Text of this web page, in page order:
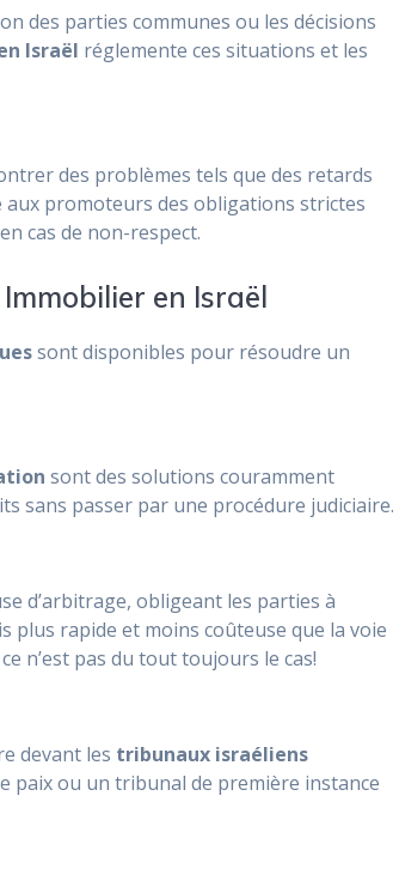
des parties communes ou les décisions
Israël réglemente ces situations et les
des problèmes tels que des retards
aux promoteurs des obligations strictes
cas de non-respect.
en Israël
sont disponibles pour résoudre un
sont des solutions couramment
sans passer par une procédure judiciaire.
d’arbitrage, obligeant les parties à
plus rapide et moins coûteuse que la voie
n’est pas du tout toujours le cas!
devant les tribunaux israéliens
paix ou un tribunal de première instance